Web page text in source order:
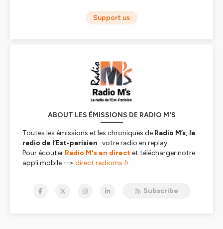
Support us
ABOUT LES ÉMISSIONS DE RADIO M'S
Toutes les émissions et les chroniques de Radio M’s, la
radio de l’Est-parisien : votre radio en replay.
Pour écouter Radio M's en directet télécharger notre
appli mobile --> direct.radioms.fr
confidentialite
pour plus d'informations.Subscribe